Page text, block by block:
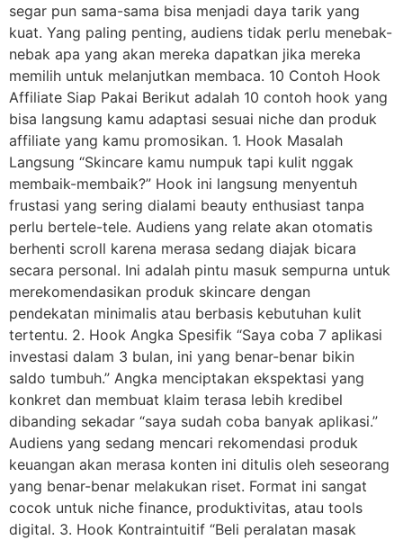
segar pun sama-sama bisa menjadi daya tarik yang
kuat. Yang paling penting, audiens tidak perlu menebak-
nebak apa yang akan mereka dapatkan jika mereka
memilih untuk melanjutkan membaca. 10 Contoh Hook
Affiliate Siap Pakai Berikut adalah 10 contoh hook yang
bisa langsung kamu adaptasi sesuai niche dan produk
affiliate yang kamu promosikan. 1. Hook Masalah
Langsung “Skincare kamu numpuk tapi kulit nggak
membaik-membaik?” Hook ini langsung menyentuh
frustasi yang sering dialami beauty enthusiast tanpa
perlu bertele-tele. Audiens yang relate akan otomatis
berhenti scroll karena merasa sedang diajak bicara
secara personal. Ini adalah pintu masuk sempurna untuk
merekomendasikan produk skincare dengan
pendekatan minimalis atau berbasis kebutuhan kulit
tertentu. 2. Hook Angka Spesifik “Saya coba 7 aplikasi
investasi dalam 3 bulan, ini yang benar-benar bikin
saldo tumbuh.” Angka menciptakan ekspektasi yang
konkret dan membuat klaim terasa lebih kredibel
dibanding sekadar “saya sudah coba banyak aplikasi.”
Audiens yang sedang mencari rekomendasi produk
keuangan akan merasa konten ini ditulis oleh seseorang
yang benar-benar melakukan riset. Format ini sangat
cocok untuk niche finance, produktivitas, atau tools
digital. 3. Hook Kontraintuitif “Beli peralatan masak